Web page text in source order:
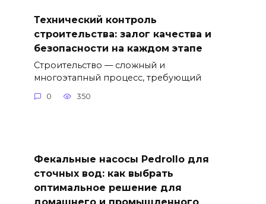
Технический контроль
строительства: залог качества и
безопасности на каждом этапе
Строительство — сложный и
многоэтапный процесс, требующий
0 350
Фекальные насосы Pedrollo для
сточных вод: как выбрать
оптимальное решение для
домашнего и промышленного